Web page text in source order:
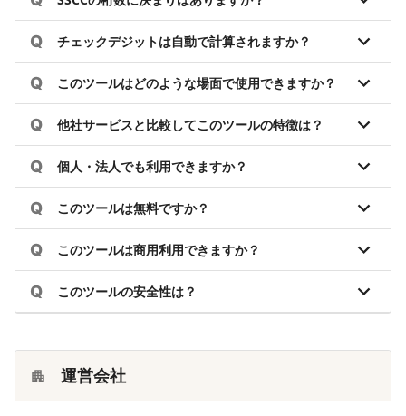
Q チェックデジットは自動で計算されますか？
Q このツールはどのような場面で使用できますか？
Q 他社サービスと比較してこのツールの特徴は？
Q 個人・法人でも利用できますか？
Q このツールは無料ですか？
Q このツールは商用利用できますか？
Q このツールの安全性は？
運営会社